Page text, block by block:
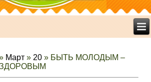
Март » 20 » БЫТЬ МОЛОДЫМ –